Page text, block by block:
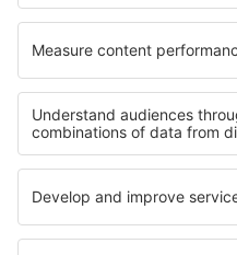
Die besten Hotels - Regionen
Hotels in Bavaria Hotels
Hotels im Erzgebirge
Hotels in Allgäu Hotels in
Hotels in Lahemaa National Park
Hotels in Walt Disney World